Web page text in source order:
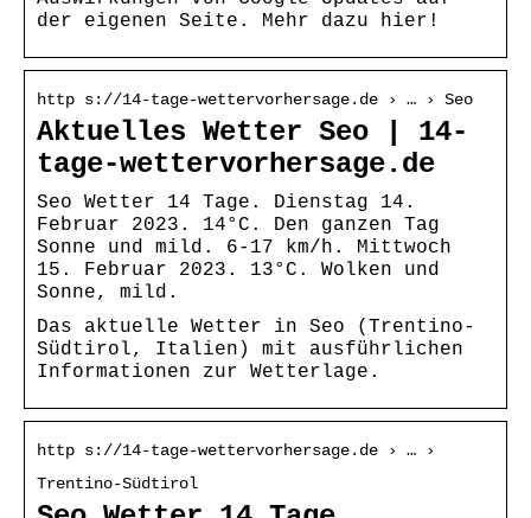
der eigenen Seite. Mehr dazu hier!
http s://14-tage-wettervorhersage.de › … › Seo
Aktuelles Wetter Seo | 14-
tage-wettervorhersage.de
Seo Wetter 14 Tage. Dienstag 14.
Februar 2023. 14°C. Den ganzen Tag
Sonne und mild. 6-17 km/h. Mittwoch
15. Februar 2023. 13°C. Wolken und
Sonne, mild.
Das aktuelle Wetter in Seo (Trentino-
Südtirol, Italien) mit ausführlichen
Informationen zur Wetterlage.
http s://14-tage-wettervorhersage.de › … ›
Trentino-Südtirol